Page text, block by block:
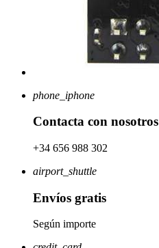
phone_iphone
Contacta con nosotros
+34 656 988 302
airport_shuttle
Envíos gratis
Según importe